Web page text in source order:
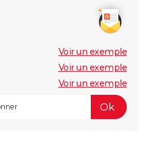
Voir un exemple
Voir un exemple
Voir un exemple